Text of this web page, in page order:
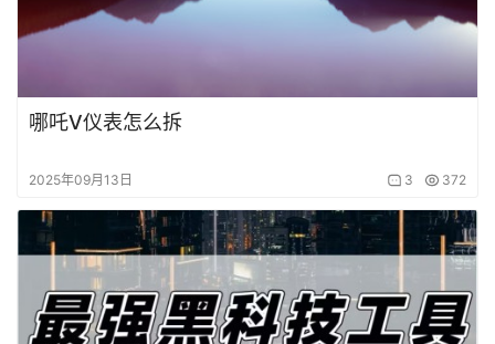
哪吒V仪表怎么拆
2025年09月13日 3 372